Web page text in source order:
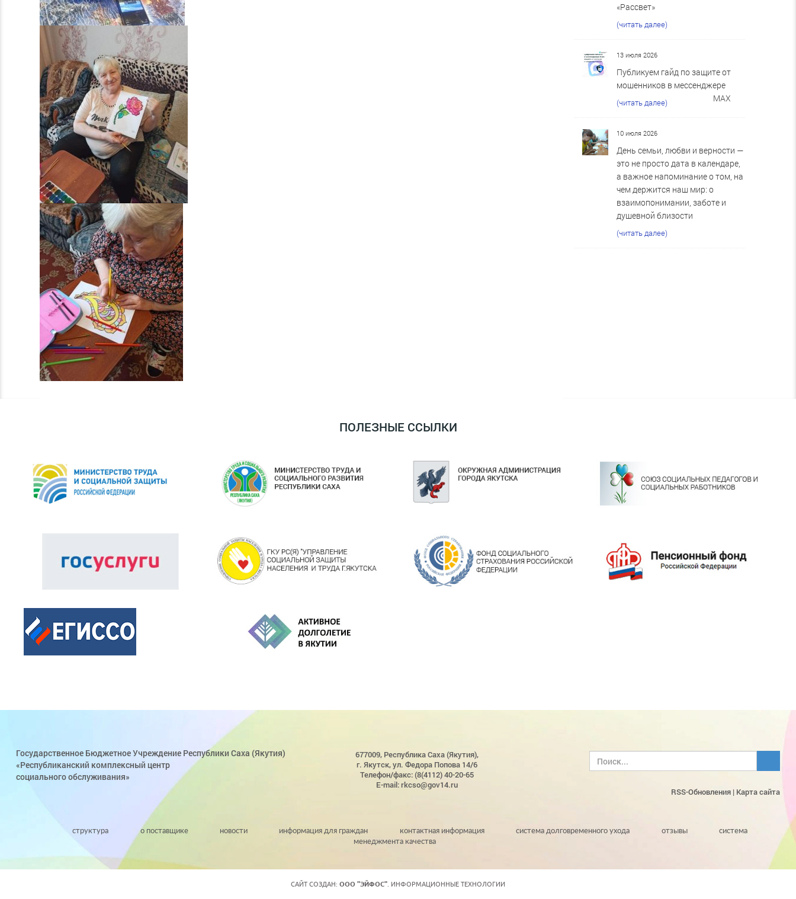
«Рассвет»
(читать далее)
13 июля 2026
Публикуем гайд по защите от
мошенников в мессенджере
MAX
(читать далее)
10 июля 2026
День семьи, любви и верности —
это не просто дата в календаре,
а важное напоминание о том, на
чем держится наш мир: о
взаимопонимании, заботе и
душевной близости
(читать далее)
ПОЛЕЗНЫЕ ССЫЛКИ
Государственное Бюджетное Учреждение Республики Саха (Якутия)
«Республиканский комплексный центр
социального обслуживания»
677009, Республика Саха (Якутия),
г. Якутск, ул. Федора Попова 14/6
Телефон/факс: (8(4112) 40-20-65
E-mail: rkcso@gov14.ru
RSS-Обновления | Карта сайта
структура о поставщике новости информация для граждан контактная информация система долговременного ухода отзывы
система
менеджмента качества
САЙТ СОЗДАН: ООО "ЭЙФОС". ИНФОРМАЦИОННЫЕ ТЕХНОЛОГИИ